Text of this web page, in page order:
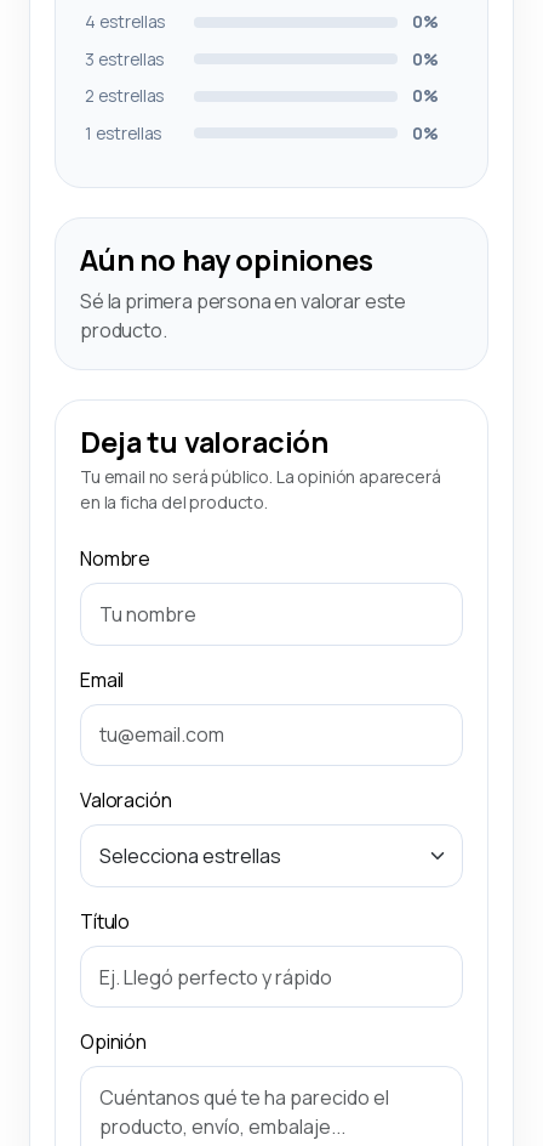
4 estrellas
0%
3 estrellas
0%
2 estrellas
0%
1 estrellas
0%
Aún no hay opiniones
Sé la primera persona en valorar este
producto.
Deja tu valoración
Tu email no será público. La opinión aparecerá
en la ficha del producto.
Nombre
Email
Valoración
Título
Opinión